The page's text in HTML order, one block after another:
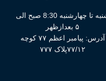
شنبه تا چهارشنبه 8:30 صبح الی
۵ بعدازظهر
آدرس: پیامبر اعظم ۷۷ کوچه
۷۷/۱۲پلاک ۷۷۷